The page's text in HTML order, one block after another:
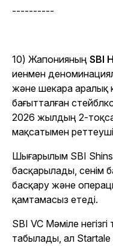
----------
10) Жапонияның SBI
иенмен
және шекара аралық
бағытталған
2026 жылдың 2-
мақсатымен
Шығарылым SBI
басқарылады, сенім
басқару және
қамтамасыз етеді.
SBI VC Мәміле
табылады, ал Startale